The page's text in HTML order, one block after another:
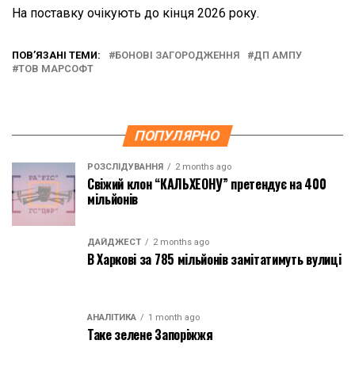
На поставку очікують до кінця 2026 року.
ПОВ’ЯЗАНІ ТЕМИ: БОНОВІ ЗАГОРОДЖЕННЯ
ДП АМПУ
ТОВ МАРСОФТ
ПОПУЛЯРНО
РОЗСЛІДУВАННЯ 2 months ago
Свіжий клон “КАЛЬХЕОНУ” претендує на 400
мільйонів
ДАЙДЖЕСТ 2 months ago
В Харкові за 785 мільйонів замітатимуть вулиці
АНАЛІТИКА 1 month ago
Таке зелене Запоріжжя